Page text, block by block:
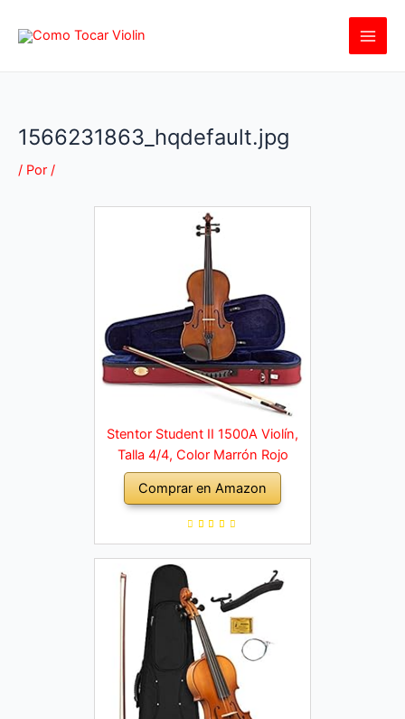
1566231863_hqdefault.jpg
/ Por /
Stentor Student II 1500A Violín,
Talla 4/4, Color Marrón Rojo
Comprar en Amazon